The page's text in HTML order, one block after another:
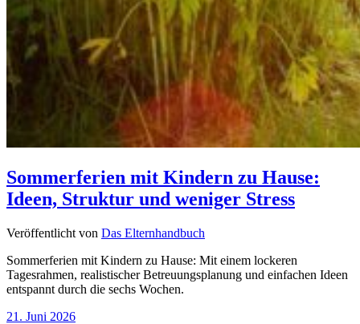
Sommerferien mit Kindern zu Hause:
Ideen, Struktur und weniger Stress
Veröffentlicht von Das Elternhandbuch
Sommerferien mit Kindern zu Hause: Mit einem lockeren
Tagesrahmen, realistischer Betreuungsplanung und einfachen Ideen
entspannt durch die sechs Wochen.
21. Juni 2026